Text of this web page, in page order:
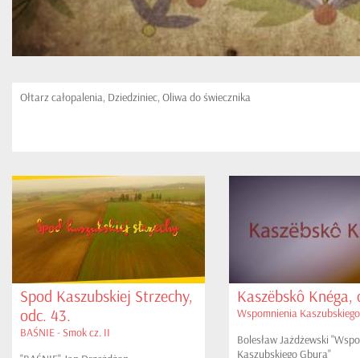
Ołtarz całopalenia, Dziedziniec, Oliwa do świecznika
Spod Kaszubskiej Strzechy,
odc. 43.
BAŚNIE - Smok cz. II
Kaszëbskô Knéga,
Wspomnienia
Bolesław Jażdżewski
Kaszubskiego Gbura"